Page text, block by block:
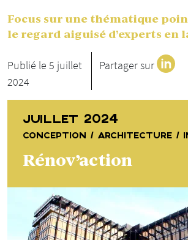
Focus sur une thématique
le regard aiguisé d’experts en
Publié le 5 juillet
2024
Partager sur
JUILLET 2024
CONCEPTION / ARCHITECTURE /
Rénov’action